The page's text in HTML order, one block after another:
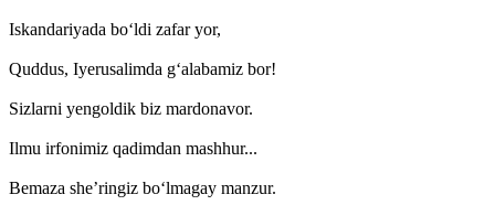
Iskandariyada bo‘ldi zafar yor,
Quddus, Iyerusalimda g‘alabamiz bor!
Sizlarni yengoldik biz mardonavor.
Ilmu irfonimiz qadimdan mashhur...
Bemaza she’ringiz bo‘lmagay manzur.